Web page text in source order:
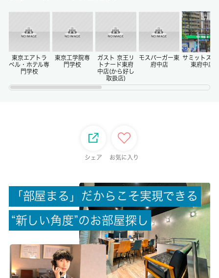
-/-
駐車場/料金
無/-
有/-
保険名/保険期間
東京エアトラ
ベル・ホテル専
門学校
東京工学院専
門学校
ガスト 京王リ
トナード東府
中店(から好し
取扱店)
モスバーガー東
府中店
サミットスト
東府中店
シェア お気に入り
「 部屋 ま る 」 だ か ら こ そ実現で き る
“新 し い角 度”のお部屋探 し